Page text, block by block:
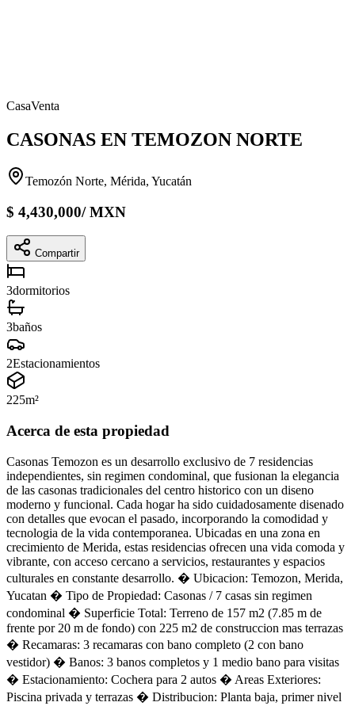
CasaVenta
CASONAS EN TEMOZON NORTE
Temozón Norte, Mérida, Yucatán
$ 4,430,000/MXN
Compartir
3dormitorios
3baños
2Estacionamientos
225m²
Acerca de esta propiedad
Casonas Temozon es un desarrollo exclusivo de 7 residencias
independientes, sin regimen condominal, que fusionan la elegancia
de las casonas tradicionales del centro historico con un diseno
moderno y funcional. Cada hogar ha sido cuidadosamente disenado
con detalles que evocan el pasado, incorporando la comodidad y
tecnologia de la vida contemporanea. Ubicadas en una zona en
crecimiento de Merida, estas residencias ofrecen una vida comoda y
vibrante, con acceso cercano a servicios, restaurantes y espacios
culturales en constante desarrollo. � Ubicacion: Temozon, Merida,
Yucatan � Tipo de Propiedad: Casonas / 7 casas sin regimen
condominal � Superficie Total: Terreno de 157 m2 (7.85 m de
frente por 20 m de fondo) con 225 m2 de construccion mas terrazas
� Recamaras: 3 recamaras con bano completo (2 con bano
vestidor) � Banos: 3 banos completos y 1 medio bano para visitas
� Estacionamiento: Cochera para 2 autos � Areas Exteriores:
Piscina privada y terrazas � Distribucion: Planta baja, primer nivel